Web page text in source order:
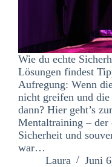
Wie du echte
Lösungen findest
Aufregung: Wenn
nicht greifen und
dann? Hier geht’s
Mentaltraining – der
Sicherheit und
war…
Laura
Juni